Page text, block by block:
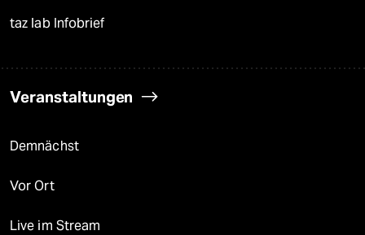
taz lab Infobrief
Veranstaltungen
Demnächst
Vor Ort
Live im Stream